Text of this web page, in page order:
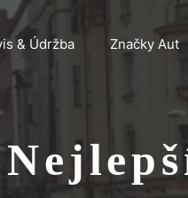
& Údržba Značky Aut